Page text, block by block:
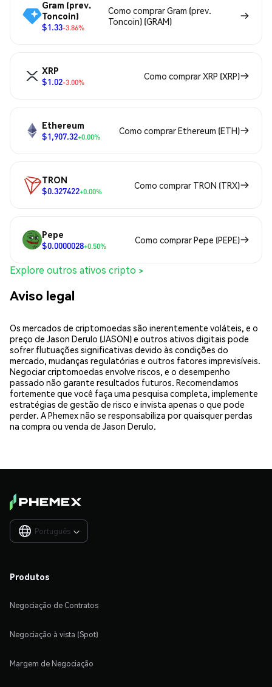
Gram (prev.
Toncoin)
$1.33-3.86%
Como comprar Gram (prev.
Toncoin) (GRAM)
XRP
$1.02-3.00%
Como comprar XRP (XRP)
Ethereum
$1,907.32+0.00%
Como comprar Ethereum (ETH)
TRON
$0.327422+0.00%
Como comprar TRON (TRX)
Pepe
$0.0000028+0.50%
Como comprar Pepe (PEPE)
Explore outros ativos cripto >
Aviso legal
Os mercados de criptomoedas são inerentemente voláteis, e o
preço de Jason Derulo (JASON) e outros ativos digitais pode
sofrer flutuações significativas devido às condições do
mercado, mudanças regulatórias e outros fatores imprevisíveis.
Negociar criptomoedas envolve riscos, e o desempenho
passado não garante resultados futuros. Recomendamos
fortemente que você faça uma pesquisa completa, implemente
estratégias de gestão de risco e invista apenas o que pode
perder. A Phemex não se responsabiliza por quaisquer perdas
na compra ou venda de Jason Derulo.
Português 
Produtos
Negociação de Contratos
Negociação à vista (Spot)
Margem de Negociação